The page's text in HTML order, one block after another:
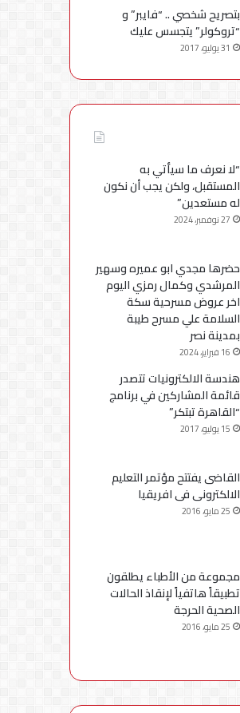
بتصريح شخصي .. “فايبر” و
“تروكولر” يتجسس عليك
31 يوليو، 2017
“لا نعرف ما سيأتي به
المستقبل، ولكن يجب أن نكون
له مستعدين”
27 نوفمبر، 2024
حضرها مجدي ابو عميره وسهير
المرشدي وكمال رمزي اليوم
اخر عروض مسرحية سكة
السلامة علي مسرح طيبة
بمدينة نصر
16 فبراير، 2024
هندسة الالكترونيات تتصدر
قائمة المشاركين في برنامج
“القاهرة تبتكر”
15 يوليو، 2017
القاضى يفتتح مؤتمر التعليم
الالكترونى فى افريقيا
25 مايو، 2016
مجموعة من الأطباء يطلقون
تطبيقاً هاتفياً لإنقاذ الحالات
الصحية الحرجة
25 مايو، 2016